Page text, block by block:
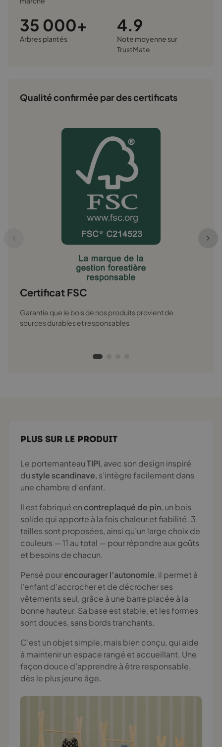
35 000+
Arbres plantés
4.9
Note moyenne sur
TrustMate
Qualité confirmée par des certificats
Certificat FSC
Garantie que le bois de nos produits provient de
sources durables et responsables
PLUS SUR LE PRODUIT
Le portemanteauTIPI, avec son design inspiré
du style scandinave, s’intègre facilement dans
une chambre d’enfant.
Il est fabriqué encontreplaqué de pin, un bois
solide qui apporte à la fois chaleur et fiabilité. 3
tailles sont proposées, ainsi qu’un large choix de
couleurs — 11 au total — pour répondre aux goûts
et besoins de chacun.
Pensé pourencourager l’autonomie, il permet à
l’enfant d’accrocher et de décrocher ses
vêtements seul, grâce à une barre placée à la
bonne hauteur. Sa base est stable, et les formes
sont douces, sans bords tranchants.
C’est un objet simple, mais bien conçu, qui aide
à maintenir un espace rangé et accueillant. Une
façon douce d’apprendre à être responsable,
dès le plus jeune âge.